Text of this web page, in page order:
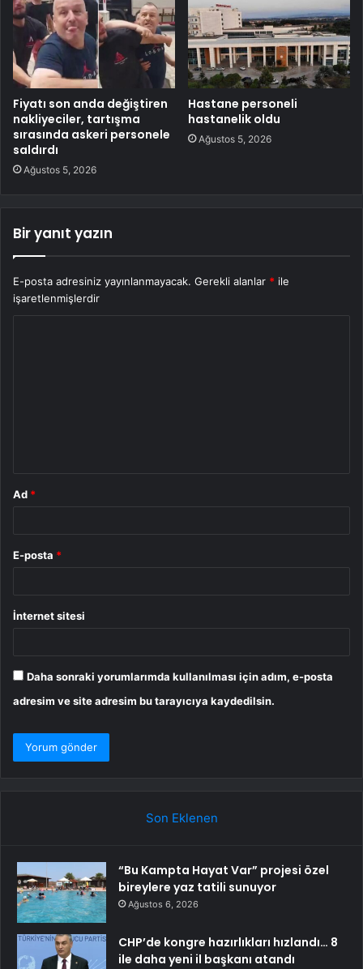
Fiyatı son anda değiştiren
nakliyeciler, tartışma
sırasında askeri personele
saldırdı
Ağustos 5, 2026
Hastane personeli
hastanelik oldu
Ağustos 5, 2026
Bir yanıt yazın
E-posta adresiniz yayınlanmayacak. Gerekli alanlar * ile
işaretlenmişlerdir
Ad *
E-posta *
İnternet sitesi
Daha sonraki yorumlarımda kullanılması için adım, e-posta
adresim ve site adresim bu tarayıcıya kaydedilsin.
Son Eklenen
“Bu Kampta Hayat Var” projesi özel
bireylere yaz tatili sunuyor
Ağustos 6, 2026
CHP’de kongre hazırlıkları hızlandı… 8
ile daha yeni il başkanı atandı